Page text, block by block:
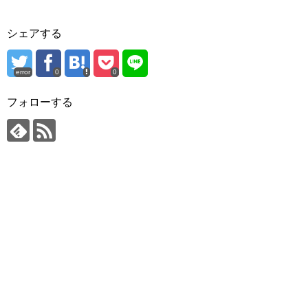
シェアする
error 0 0
フォローする